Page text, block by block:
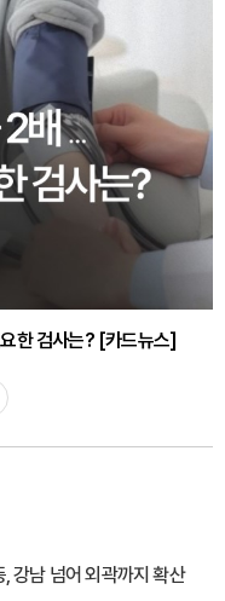
한 검사는? [카드뉴스]
지 영양제 [카드뉴스]
강남 넘어 외곽까지 확산